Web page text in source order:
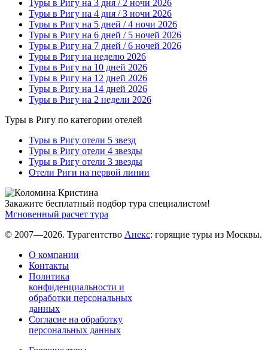
Туры в Ригу на 3 дня / 2 ночи 2026
Туры в Ригу на 4 дня / 3 ночи 2026
Туры в Ригу на 5 дней / 4 ночи 2026
Туры в Ригу на 6 дней / 5 ночей 2026
Туры в Ригу на 7 дней / 6 ночей 2026
Туры в Ригу на неделю 2026
Туры в Ригу на 10 дней 2026
Туры в Ригу на 12 дней 2026
Туры в Ригу на 14 дней 2026
Туры в Ригу на 2 недели 2026
Туры в Ригу по категории отелей
Туры в Ригу отели 5 звезд
Туры в Ригу отели 4 звезды
Туры в Ригу отели 3 звезды
Отели Риги на первой линии
Закажите бесплатный подбор тура специалистом!
Мгновенный расчет тура
© 2007—2026. Турагентство Анекс: горящие туры из Москвы.
О компании
Контакты
Политика
конфиденциальности и
обработки персональных
данных
Согласие на обработку
персональных данных